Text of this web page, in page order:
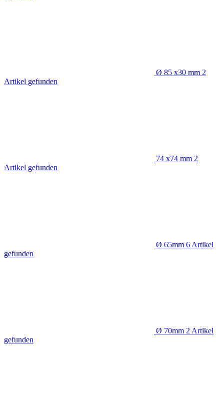
Ø 85 x30 mm 2
Artikel gefunden
74 x74 mm 2
Artikel gefunden
Ø 65mm 6 Artikel
gefunden
Ø 70mm 2 Artikel
gefunden